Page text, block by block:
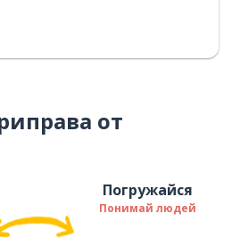
от
Погружайся
Понимай людей